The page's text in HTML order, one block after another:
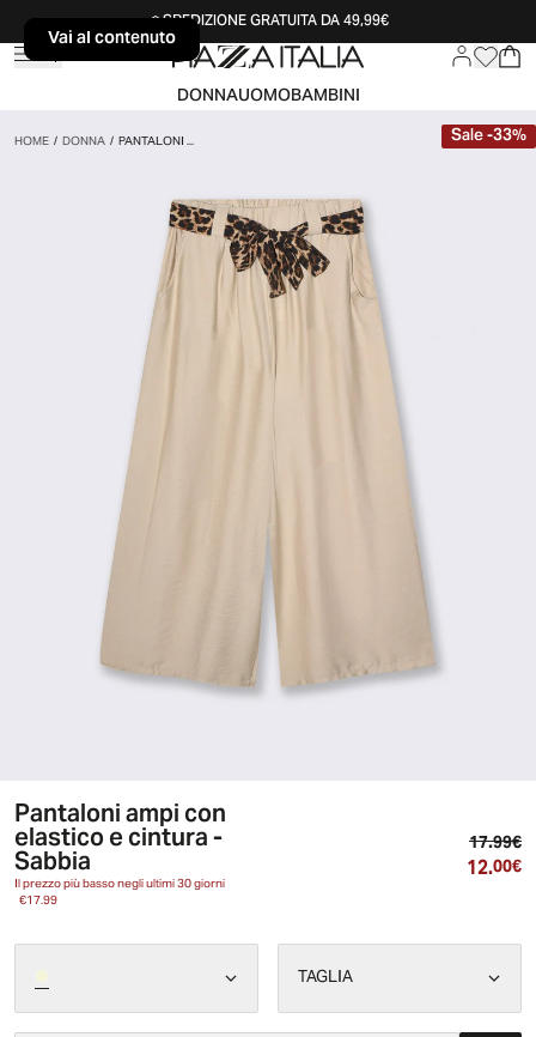
Vai al contenutoSPEDIZIONE GRATUITA DA 49,99€
DONNAUOMOBAMBINI
HOME/DONNA/PANTALONI ... Sale-33%
Pantaloni ampi con
elastico e cintura -
Sabbia
Il prezzo più basso negli ultimi 30 giorni
€17.99
17.99€
12.00€
TAGLIA
Vai al contenuto